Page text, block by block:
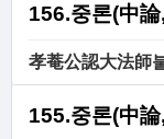
156.중론(中
孝菴公認大法師
155.중론(中